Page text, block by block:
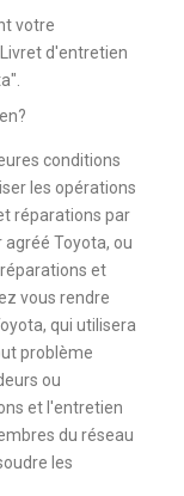
votre
d'entretien
conditions
les opérations
réparations par
Toyota, ou
et
vous rendre
qui utilisera
problème
ou
et l'entretien
du réseau
les